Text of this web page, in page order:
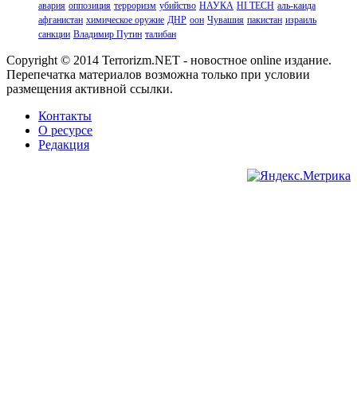
авария оппозиция терроризм убийство НАУКА HI TECH аль-каида
афганистан химическое оружие ДНР оон Чувашия пакистан израиль
санкции Владимир Путин талибан
Copyright © 2014 Terrorizm.NET - новостное online издание.
Перепечатка материалов возможна только при условии
размещения активной ссылки.
Контакты
О ресурсе
Редакция